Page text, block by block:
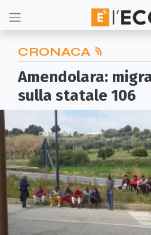
CRONACA
Amendolara:
sulla statale 106